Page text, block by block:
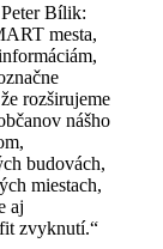
Bílik:
mesta,
rozširujeme
nášho
budovách,
miestach,
aj
zvyknutí.“